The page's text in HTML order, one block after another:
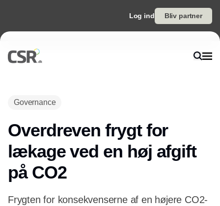
Log ind Bliv partner
Governance
Overdreven frygt for
lækage ved en høj afgift
på CO2
Frygten for konsekvenserne af en højere CO2-